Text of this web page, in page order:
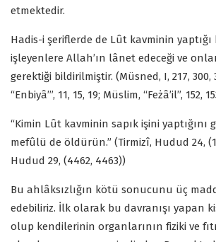
etmektedir.
Hadis-i şeriflerde de Lût kavminin
işleyenlere Allah’ın lânet edeceği ve
gerektiği bildirilmiştir. (Müsned, I, 217, 300,
“Enbiyâ’”, 11, 15, 19; Müslim, “Feżâ’il”, 152,
“Kimin Lût kavminin sapık işini yaptığını
mefûlü de öldürün.” (Tirmizî, Hudud 24,
Hudud 29, (4462, 4463))
Bu ahlâksızlığın kötü sonucunu üç
edebiliriz. İlk olarak bu davranışı yapan
olup kendilerinin organlarının fiziki ve